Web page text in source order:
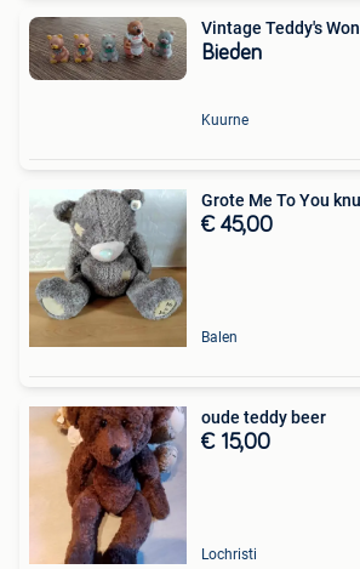
Vintage Teddy's
Bieden
Kuurne
Grote Me To You
€ 45,00
Balen
oude teddy beer
€ 15,00
Lochristi